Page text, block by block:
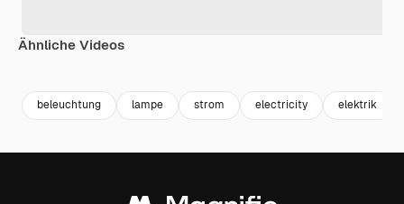
Ähnliche Videos
beleuchtung lampe strom electricity elektrik